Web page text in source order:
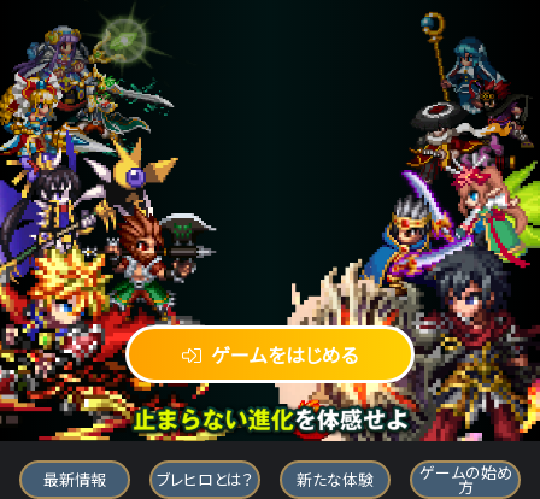
ゲームをはじめる
ブレイブ フロンティア ヒーローズ
最新情報 ブレヒロとは？ 新たな体験 ゲームの始め
方